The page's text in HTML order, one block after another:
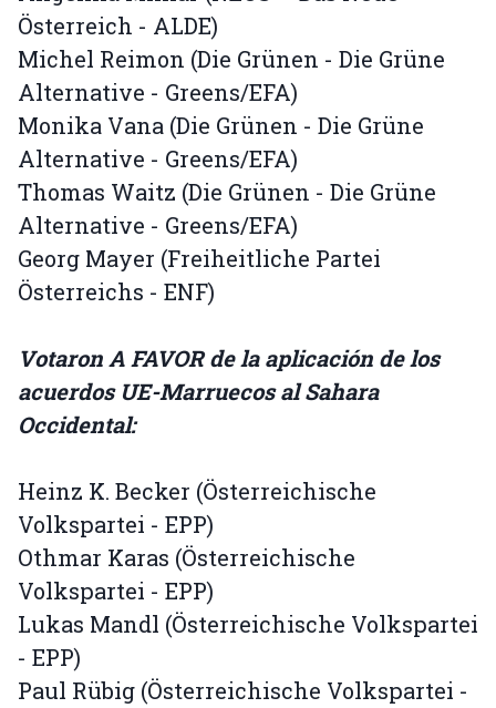
Österreich - ALDE)
Michel Reimon (Die Grünen - Die Grüne
Alternative - Greens/EFA)
Monika Vana (Die Grünen - Die Grüne
Alternative - Greens/EFA)
Thomas Waitz (Die Grünen - Die Grüne
Alternative - Greens/EFA)
Georg Mayer (Freiheitliche Partei
Österreichs - ENF)
Votaron A FAVOR de la aplicación de los
acuerdos UE-Marruecos al Sahara
Occidental:
Heinz K. Becker (Österreichische
Volkspartei - EPP)
Othmar Karas (Österreichische
Volkspartei - EPP)
Lukas Mandl (Österreichische Volkspartei
- EPP)
Paul Rübig (Österreichische Volkspartei -